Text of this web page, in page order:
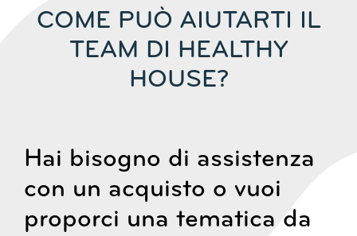
COME PUÒ AIUTARTI IL
TEAM DI HEALTHY
HOUSE?
Hai bisogno di assistenza
con un acquisto o vuoi
proporci una tematica da